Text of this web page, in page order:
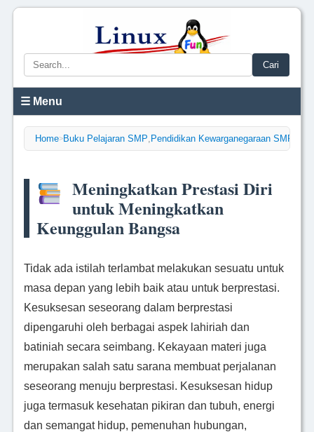
Cari
☰ Menu
Home>Buku Pelajaran SMP, Pendidikan Kewarganegaraan SMP
Meningkatkan Prestasi Diri
untuk Meningkatkan
Keunggulan Bangsa
Tidak ada istilah terlambat melakukan sesuatu untuk
masa depan yang lebih baik atau untuk berprestasi.
Kesuksesan seseorang dalam berprestasi
dipengaruhi oleh berbagai aspek lahiriah dan
batiniah secara seimbang. Kekayaan materi juga
merupakan salah satu sarana membuat perjalanan
seseorang menuju berprestasi. Kesuksesan hidup
juga termasuk kesehatan pikiran dan tubuh, energi
dan semangat hidup, pemenuhan hubungan,